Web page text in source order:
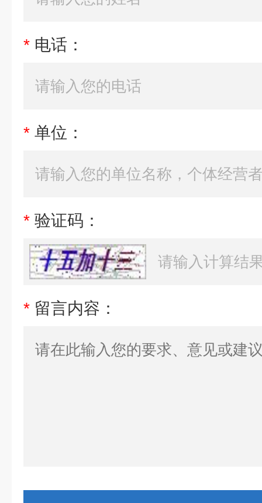
* 电话：
* 单位：
* 验证码：
* 留言内容：